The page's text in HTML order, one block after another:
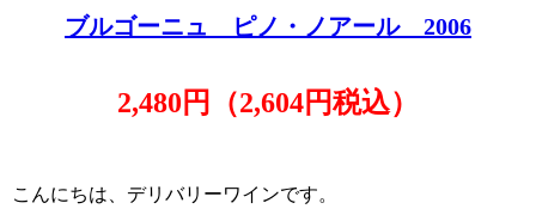
ブルゴーニュ ピノ・ノアール 2006
2,480円（2,604円税込）
こんにちは、デリバリーワインです。